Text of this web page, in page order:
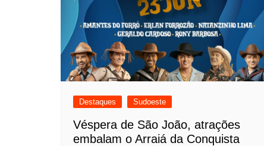
Destaques Sudoeste
Véspera de São João, atrações
embalam o Arraiá da Conquista